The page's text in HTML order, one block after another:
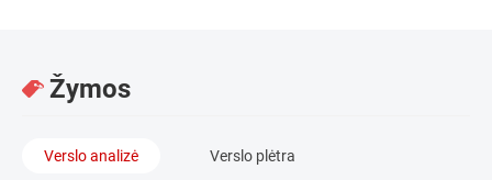
Žymos
Verslo analizė Verslo plėtra